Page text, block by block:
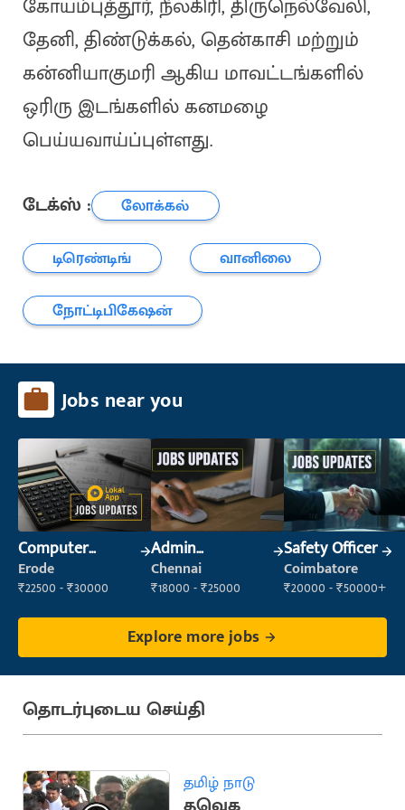
கோயம்புத்தூர், நீலகிரி, திருநெல்வேலி,
தேனி, திண்டுக்கல், தென்காசி மற்றும்
கன்னியாகுமரி ஆகிய மாவட்டங்களில்
ஒரிரு இடங்களில் கனமழை
பெய்யவாய்ப்புள்ளது.
டேக்ஸ் :
லோக்கல்
டிரெண்டிங்
வானிலை
நோட்டிபிகேஷன்
Jobs near you
Computer
Operator
Erode
₹22500 - ₹30000
Admin
Supervisor
Chennai
₹18000 - ₹25000
Safety Officer
Coimbatore
₹20000 - ₹50000+
Explore more jobs
தொடர்புடைய செய்தி
தமிழ் நாடு